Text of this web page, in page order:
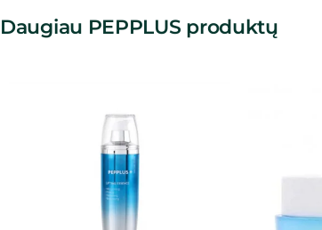
Daugiau PEPPLUS produktų